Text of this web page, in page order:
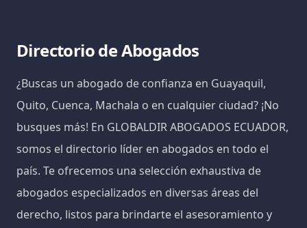
Directorio de Abogados
¿Buscas un abogado de confianza en Guayaquil,
Quito, Cuenca, Machala o en cualquier ciudad? ¡No
busques más! En GLOBALDIR ABOGADOS ECUADOR,
somos el directorio líder en abogados en todo el
país. Te ofrecemos una selección exhaustiva de
abogados especializados en diversas áreas del
derecho, listos para brindarte el asesoramiento y